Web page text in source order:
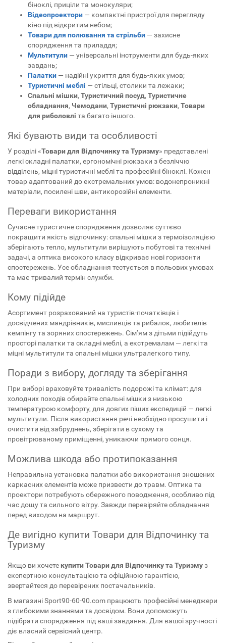
біноклі, приціли та монокуляри;
Відеопроектори — компактні пристрої для перегляду
кіно під відкритим небом;
Товари для полювання та стрільби — захисне
спорядження та приладдя;
Мультитули — універсальні інструменти для будь-яких
завдань;
Палатки — надійні укриття для будь-яких умов;
Туристичні меблі — стільці, столики та лежаки;
Спальні мішки, Туристичний посуд, Туристичне
обладнання, Чемодани, Туристичні рюкзаки, Товари
для риболовлі та багато іншого.
Які бувають види та особливості
У розділі «Товари для Відпочинку та Туризму» представлені
легкі складні палатки, ергономічні рюкзаки з безліччю
відділень, міцні туристичні меблі та професійні біноклі. Кожен
товар адаптований до екстремальних умов: водонепроникні
матеріали, посилені шви, антикорозійні елементи.
Переваги використання
Сучасне туристичне спорядження дозволяє суттєво
покращити якість відпочинку: спальні мішки з термоізоляцією
зберігають тепло, мультитули вирішують побутові та технічні
задачі, а оптика високого класу відкриває нові горизонти
спостережень. Усе обладнання тестується в польових умовах
та має тривалий термін служби.
Кому підійде
Асортимент розрахований на туристів-початківців і
досвідчених мандрівників, мисливців та рибалок, любителів
кемпінгу та зоряних спостережень. Сім’ям з дітьми підійдуть
просторі палатки та складні меблі, а екстремалам — легкі та
міцні мультитули та спальні мішки ультралегкого типу.
Поради з вибору, догляду та зберігання
При виборі враховуйте тривалість подорожі та клімат: для
холодних походів обирайте спальні мішки з низькою
температурою комфорту, для довгих піших експедицій — легкі
мультитули. Після використання речі необхідно просушити і
очистити від забруднень, зберігати в сухому та
провітрюваному приміщенні, уникаючи прямого сонця.
Можлива шкода або протипоказання
Неправильна установка палатки або використання зношених
каркасних елементів може призвести до травм. Оптика та
проектори потребують обережного поводження, особливо під
час дощу та сильного вітру. Завжди перевіряйте обладнання
перед виходом на маршрут.
Де вигідно купити Товари для Відпочинку та
Туризму
Якщо ви хочете купитиТовари для Відпочинку та Туризмуз
експертною консультацією та офіційною гарантією,
звертайтеся до перевірених постачальників.
В магазині Sport90-60-90.com працюють професійні менеджери
з глибокими знаннями та досвідом. Вони допоможуть
підібрати спорядження під ваші завдання. Для вашої зручності
діє власний сервісний центр.